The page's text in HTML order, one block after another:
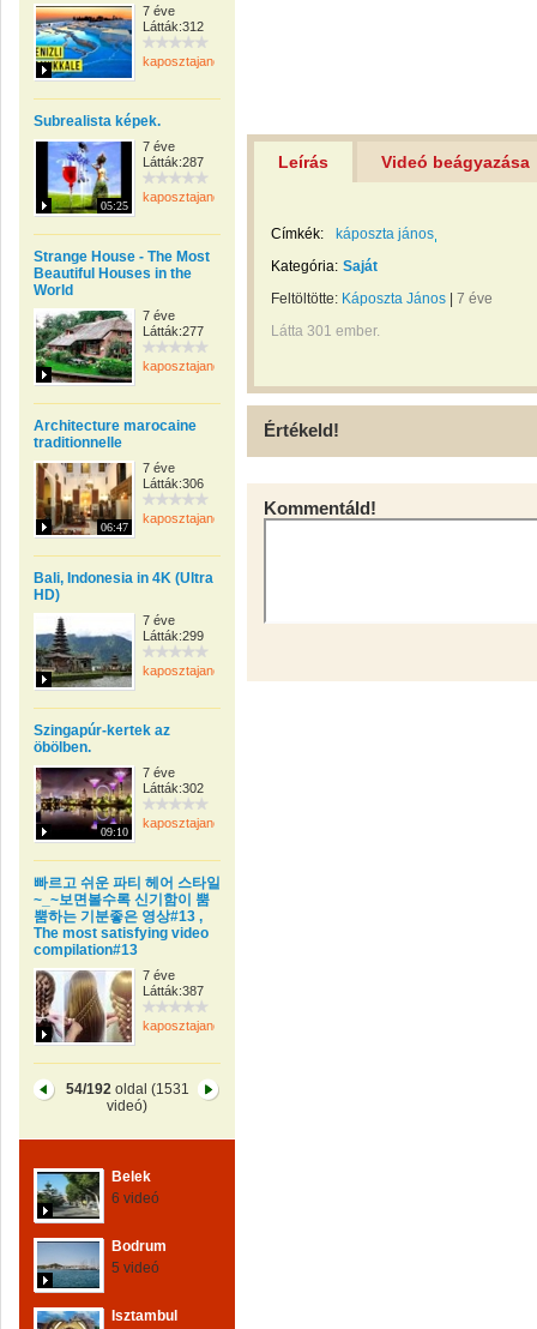
7 éve
Látták:312
kaposztajanos
Subrealista képek.
05:25
7 éve
Látták:287
kaposztajanos
Strange House - The Most
Beautiful Houses in the
World
7 éve
Látták:277
kaposztajanos
Architecture marocaine
traditionnelle
06:47
7 éve
Látták:306
kaposztajanos
Bali, Indonesia in 4K (Ultra
HD)
7 éve
Látták:299
kaposztajanos
Szingapúr-kertek az
öbölben.
09:10
7 éve
Látták:302
kaposztajanos
빠르고 쉬운 파티 헤어 스타일
~_~보면볼수록 신기함이 뿜
뿜하는 기분좋은 영상#13 ,
The most satisfying video
compilation#13
7 éve
Látták:387
kaposztajanos
54/192oldal (1531
videó)
Belek
6 videó
Bodrum
5 videó
Isztambul
Leírás Videó beágyazása
Címkék:
káposzta jános
Kategória: Saját
Feltöltötte: Káposzta János
7 éve
Látta 301 ember.
Értékeld!
Kommentáld!